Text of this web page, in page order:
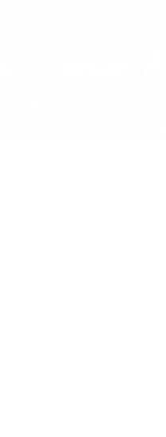
Die
Technologien und
wie In-Process-